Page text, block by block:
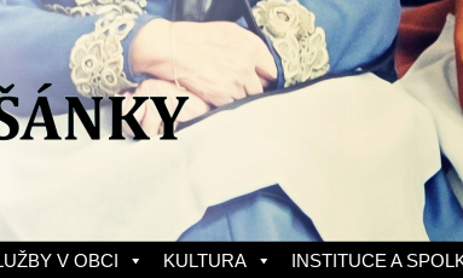
V OBCI KULTURA INSTITUCE A